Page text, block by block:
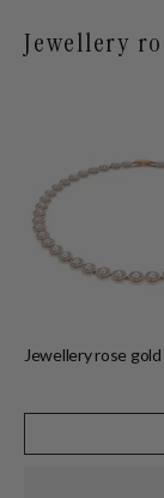
Jewellery
Jewellery rose